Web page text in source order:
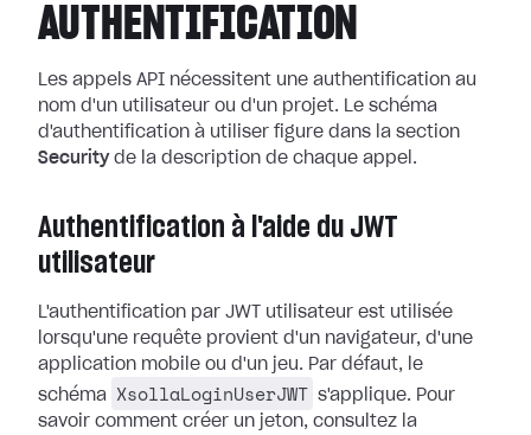
AUTHENTIFICATION
Les appels API nécessitent une authentification au
nom d'un utilisateur ou d'un projet. Le schéma
d'authentification à utiliser figure dans la section
Securityde la description de chaque appel.
Authentification à l'aide du JWT
utilisateur
L'authentification par JWT utilisateur est utilisée
lorsqu'une requête provient d'un navigateur, d'une
application mobile ou d'un jeu. Par défaut, le
schéma
XsollaLoginUserJWT s'applique. Pour
savoir comment créer un jeton, consultez la